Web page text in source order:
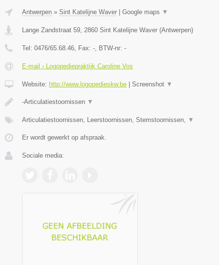
Antwerpen » Sint Katelijne Waver Google maps ▼
Lange Zandstraat 59, 2860 Sint Katelijne Waver (Antwerpen)
Tel: 0476/65.68.46, Fax: -, BTW-nr: -
E-mail › Logopediepraktijk Caroline Vos
Website: http://www.logopedieskw.be Screenshot ▼
-Articulatiestoornissen ▼
Articulatiestoornissen, Leerstoornissen, Stemstoornissen, ▼
Er wordt gewerkt op afspraak.
Sociale media: